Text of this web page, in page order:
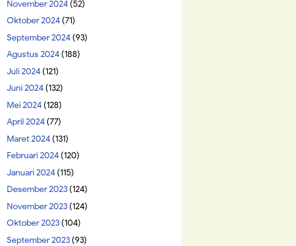
November 2024(52)
Oktober 2024(71)
September 2024(93)
Agustus 2024(188)
Juli 2024(121)
Juni 2024(132)
Mei 2024(128)
April 2024(77)
Maret 2024(131)
Februari 2024(120)
Januari 2024(115)
Desember 2023(124)
November 2023(124)
Oktober 2023(104)
September 2023(93)